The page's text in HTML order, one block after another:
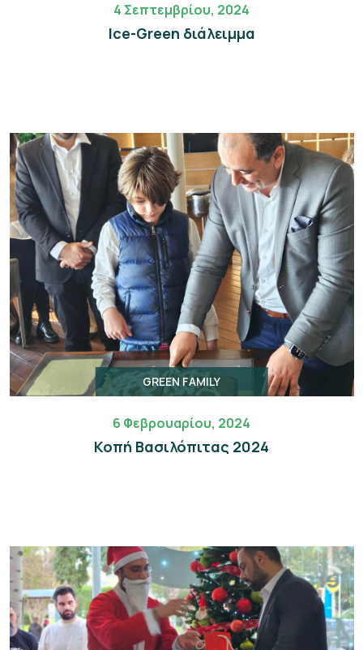
4 Σεπτεμβρίου, 2024
Ice-Green διάλειμμα
GREEN FAMILY
6 Φεβρουαρίου, 2024
Κοπή Βασιλόπιτας 2024